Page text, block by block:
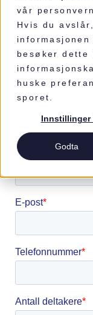
vår
Hvis du
besøker dette
huske
sporet.
Innstillinger
Godta
mellom vårt
populære
Send oss